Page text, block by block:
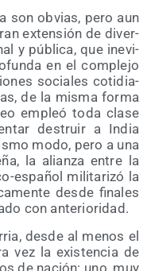
son obvias, pero aun
exten­sión de diver­
y públi­ca, que inevi­
en el com­ple­jo
socia­les coti­dia­
de la mis­ma for­ma
empleó toda cla­se
des­truir a India
modo, pero a una
la alian­za entre la
espa­ñol mili­ta­ri­zó la
des­de fina­les
con anterioridad.
des­de al menos el
vez la exis­ten­cia de
de nación: uno, muy